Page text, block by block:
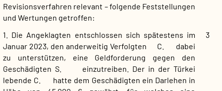
Revisionsverfahren relevant – folgende Feststellungen
und Wertungen getroffen:
3
1. Die Angeklagten entschlossen sich spätestens im
Januar 2023, den anderweitig Verfolgten C. dabei
zu unterstützen, eine Geldforderung gegen den
Geschädigten S. einzutreiben. Der in der Türkei
lebende C. hatte dem Geschädigten ein Darlehen in